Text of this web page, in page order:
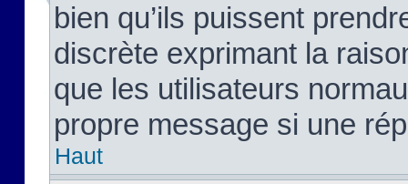
bien qu’ils puissent
discrète exprimant la
que les utilisateurs
propre message si une
Haut